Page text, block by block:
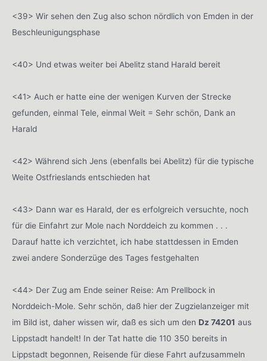
<39> Wir sehen den Zug also schon nördlich von Emden in der
Beschleunigungsphase
<40> Und etwas weiter bei Abelitz stand Harald bereit
<41> Auch er hatte eine der wenigen Kurven der Strecke
gefunden, einmal Tele, einmal Weit = Sehr schön, Dank an
Harald
<42> Während sich Jens (ebenfalls bei Abelitz) für die typische
Weite Ostfrieslands entschieden hat
<43> Dann war es Harald, der es erfolgreich versuchte, noch
für die Einfahrt zur Mole nach Norddeich zu kommen . . .
Darauf hatte ich verzichtet, ich habe stattdessen in Emden
zwei andere Sonderzüge des Tages festgehalten
<44> Der Zug am Ende seiner Reise: Am Prellbock in
Norddeich-Mole. Sehr schön, daß hier der Zugzielanzeiger mit
im Bild ist, daher wissen wir, daß es sich um den Dz 74201 aus
Lippstadt handelt! In der Tat hatte die 110 350 bereits in
Lippstadt begonnen, Reisende für diese Fahrt aufzusammeln